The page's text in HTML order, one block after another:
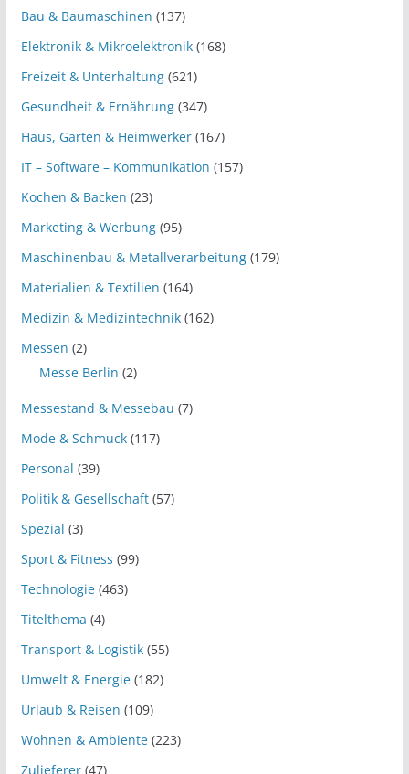
Bau & Baumaschinen (137)
Elektronik & Mikroelektronik(168)
Freizeit & Unterhaltung(621)
Gesundheit & Ernährung(347)
Haus, Garten & Heimwerker(167)
IT – Software – Kommunikation (157)
Kochen & Backen (23)
Marketing & Werbung(95)
Maschinenbau & Metallverarbeitung(179)
Materialien & Textilien (164)
Medizin & Medizintechnik(162)
Messen (2)
Messe Berlin (2)
Messestand & Messebau (7)
Mode & Schmuck(117)
Personal (39)
Politik & Gesellschaft(57)
Spezial (3)
Sport & Fitness (99)
Technologie(463)
Titelthema (4)
Transport & Logistik(55)
Umwelt & Energie(182)
Urlaub & Reisen (109)
Wohnen & Ambiente(223)
Zulieferer(47)